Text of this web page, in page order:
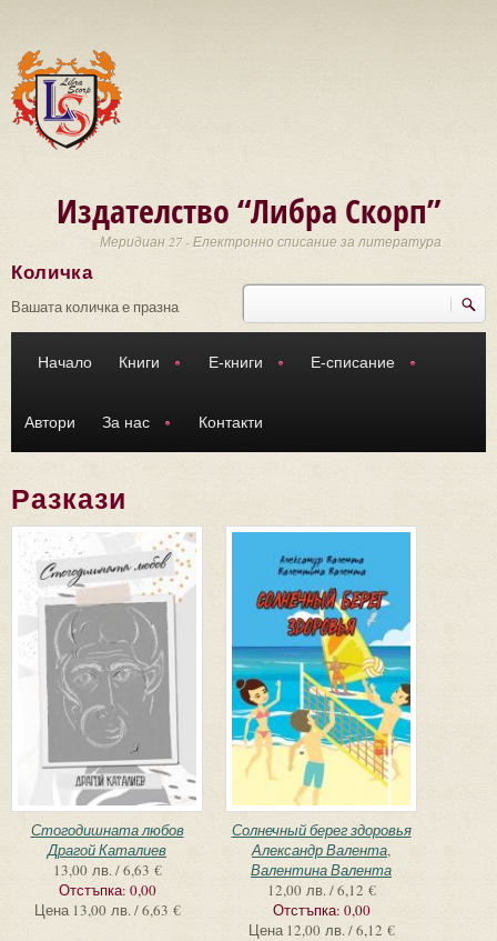
Издателство “Либра Скорп”
Меридиан 27 - Електронно списание за литература
Търси
Количка
Вашата количка е празна
Начало Книги Е-книги Е-списание
Автори За нас Контакти
Разкази
Стогодишната любов
Драгой Каталиев
13,00 лв. / 6,63 €
Отстъпка: 0,00
Цена 13,00 лв. / 6,63 €
Солнечный берег здоровья
Александр Валента,
Валентина Валента
12,00 лв. / 6,12 €
Отстъпка: 0,00
Цена 12,00 лв. / 6,12 €
Страници